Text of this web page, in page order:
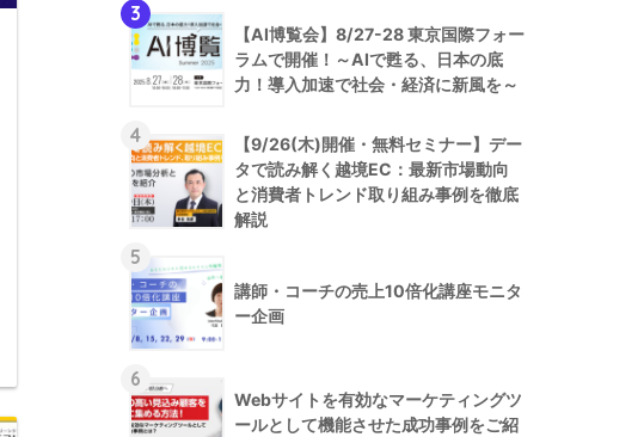
3
【AI博覧会】8/27-28 東京国際フォー
ラムで開催！～AIで甦る、日本の底
力！導入加速で社会・経済に新風を～
4
【9/26(木)開催・無料セミナー】デー
タで読み解く越境EC：最新市場動向
と消費者トレンド取り組み事例を徹底
解説
5
講師・コーチの売上10倍化講座モニタ
ー企画
6
Webサイトを有効なマーケティングツ
ールとして機能させた成功事例をご紹